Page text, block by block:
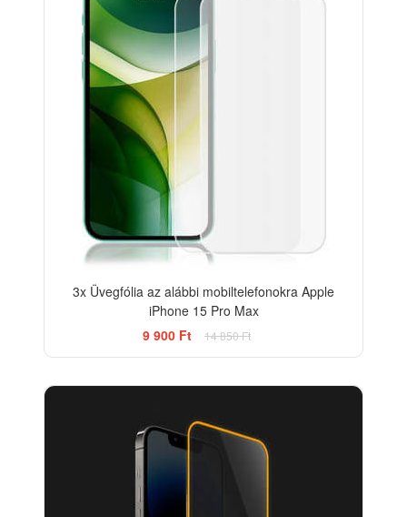
3x Üvegfólia az alábbi mobiltelefonokra Apple
iPhone 15 Pro Max
9 900 Ft
14 850 Ft